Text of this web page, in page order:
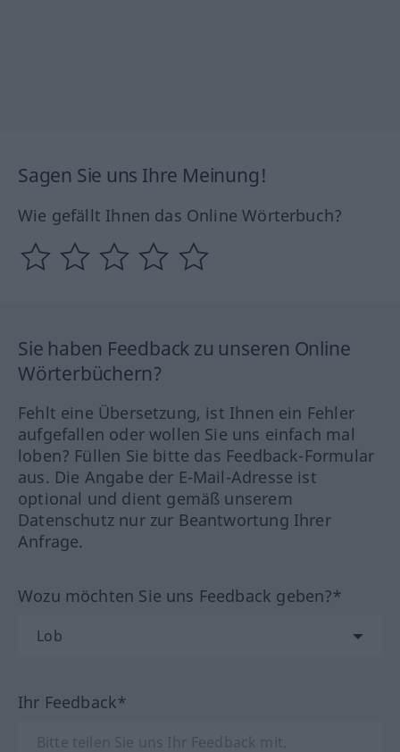
Sagen Sie uns Ihre Meinung!
Wie gefällt Ihnen das Online Wörterbuch?
Sie haben Feedback zu unseren Online
Wörterbüchern?
Fehlt eine Übersetzung, ist Ihnen ein Fehler
aufgefallen oder wollen Sie uns einfach mal
loben? Füllen Sie bitte das Feedback-Formular
aus. Die Angabe der E-Mail-Adresse ist
optional und dient gemäß unserem
Datenschutz nur zur Beantwortung Ihrer
Anfrage.
Wozu möchten Sie uns Feedback geben?*
Ihr Feedback*